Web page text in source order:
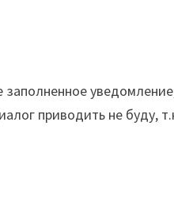
приводить не буду,